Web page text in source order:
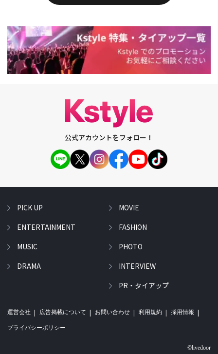
公式アカウントをフォロー！
PICK UP
ENTERTAINMENT
MUSIC
DRAMA
MOVIE
FASHION
PHOTO
INTERVIEW
PR・タイアップ
運営会社 広告掲載について お問い合わせ 利用規約 採用情報
プライバシーポリシー
©livedoor